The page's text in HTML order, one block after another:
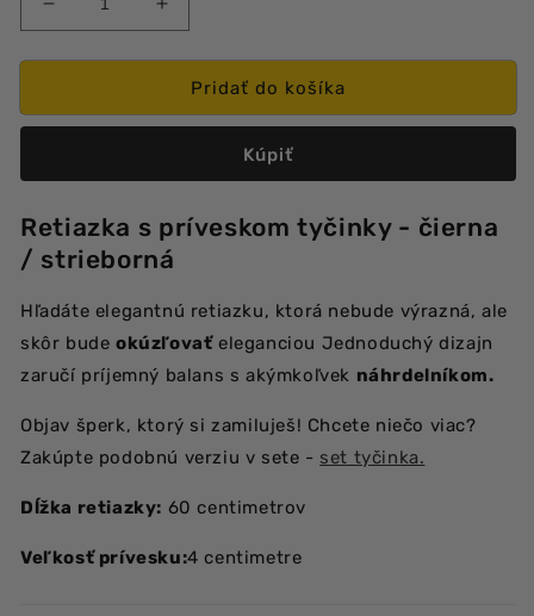
množstvo
produktu
retiazka-
Zvýšiť
množstvo
produktu
Squad
retiazka-
Pridať do košíka
Kúpiť
Retiazka s príveskom tyčinky - čierna
/ strieborná
Hľadáte elegantnú retiazku, ktorá nebude výrazná, ale
skôr bude okúzľovaťeleganciou Jednoduchý dizajn
zaručí príjemný balans s akýmkoľvek náhrdelníkom.
Objav šperk, ktorý si zamiluješ! Chcete niečo viac?
Zakúpte podobnú verziu v sete - set tyčinka.
Dĺžka retiazky: 60 centimetrov
Veľkosť prívesku:4 centimetre